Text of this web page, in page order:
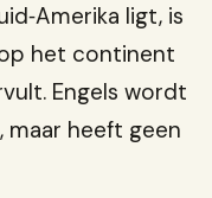
ligt, is
het continent
Engels wordt
maar heeft geen